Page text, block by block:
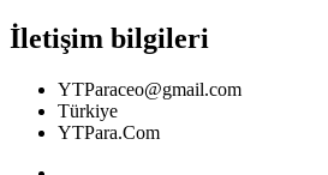
İletişim bilgileri
YTParaceo@gmail.com
Türkiye
YTPara.Com